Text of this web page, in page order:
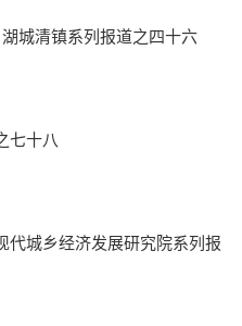
多彩贵州 爽爽贵阳 湖城清镇系列报道之四十六
七十八
代城乡经济发展研究院系列报